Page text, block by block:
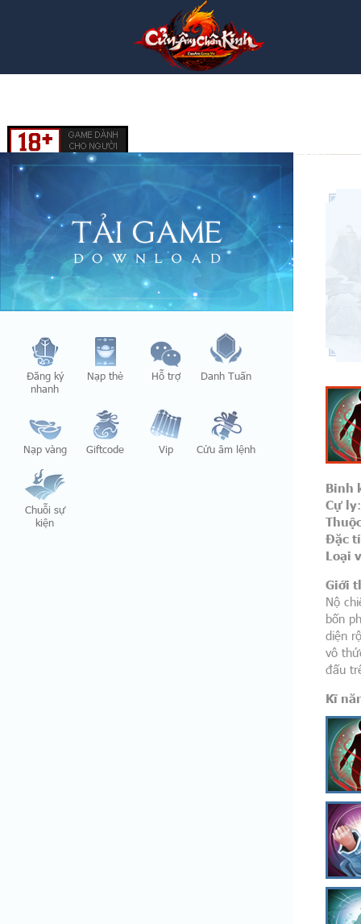
Đăng ký
nhanh
Nạp thẻ Hỗ trợ Danh Tuấn
Nạp vàng Giftcode Vip Cửu âm lệnh
Chuỗi sự
kiện
Binh
Cự ly
Đặc
Loại
Giới
Nộ
bốn
diện
vô
đấu
Kĩ